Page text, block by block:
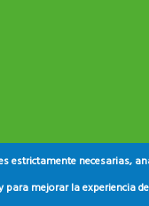
estrictamente necesarias,
mejorar la experiencia